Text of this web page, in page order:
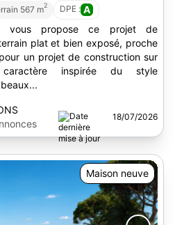
567 m2 DPE : A
vous propose ce projet de
plat et bien exposé, proche
un projet de construction sur
inspirée du style
18/07/2026
Maison neuve